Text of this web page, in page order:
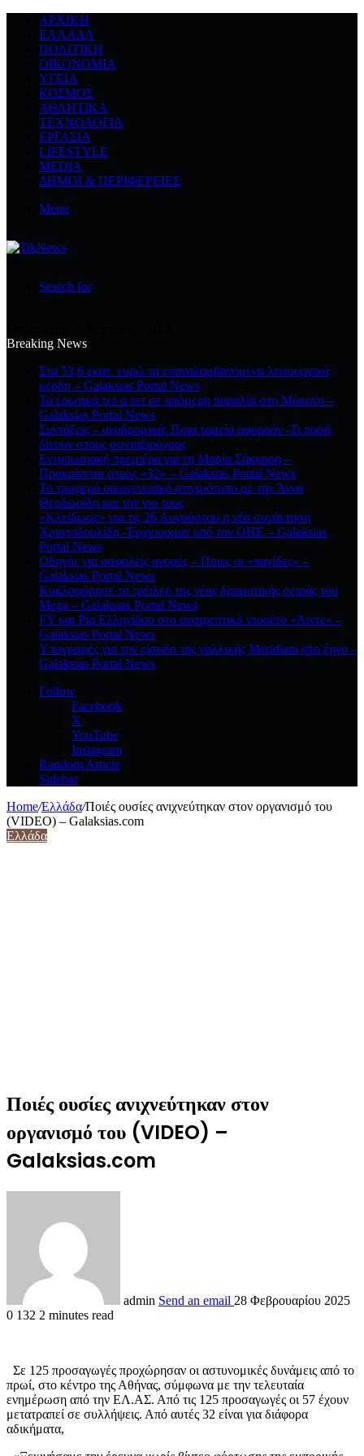
ΑΡΧΙΚΉ
ΕΛΛΆΔΑ
ΠΟΛΙΤΙΚΉ
ΟΙΚΟΝΟΜΊΑ
ΥΓΕΊΑ
ΚΌΣΜΟΣ
ΑΘΛΗΤΙΚΆ
ΤΕΧΝΟΛΟΓΙΆ
ΕΡΓΑΣΊΑ
LIFESTYLE
MEDIA
ΔΉΜΟΙ & ΠΕΡΙΦΈΡΕΙΕΣ
Menu
Search for
Breaking News
Στα 53,6 εκατ. ευρώ τα επαναλαμβανόμενα λειτουργικά
κέρδη – Galaksias Portal News
Τα ερωτικά τετ α τετ σε απόμερη παραλία στη Μύκονο –
Galaksias Portal News
Συντάξεις – αναδρομικά: Ποια ταμεία αφορούν -Τι ποσά
δίνουν στους συνταξιούχους
Εντυπωσιακή πρεμιέρα για τη Μαρία Σάκκαρη –
Προκρίνεται στους «32» – Galaksias Portal News
Το τρυφερό οικογενειακό στιγμιότυπο με την Άννα
Θεοδωρίδη και τον γιο τους
«Κλείδωσε» για τις 26 Αυγούστου η νέα συνάντηση
Χριστοδουλίδη -Έρχιουρμαν υπό τον ΟΗΕ – Galaksias
Portal News
Οδηγός για ασφαλείς αγορές – Ποιες οι «παγίδες» –
Galaksias Portal News
Κυκλοφόρησε το τρέιλερ της νέας δραματικής σειράς του
Mega – Galaksias Portal News
FY και Ρία Ελληνίδου στο ανατρεπτικό ντουέτο «Άιντε» –
Galaksias Portal News
Υπογραφές για την είσοδο της γαλλικής Meridiam στο έργο –
Galaksias Portal News
Follow
Facebook
X
YouTube
Instagram
Random Article
Sidebar
Home/Ελλάδα/Ποιές ουσίες ανιχνεύτηκαν στον οργανισμό του
(VIDEO) – Galaksias.com
Ελλάδα
Ποιές ουσίες ανιχνεύτηκαν στον
οργανισμό του (VIDEO) –
Galaksias.com
admin Send an email 28 Φεβρουαρίου 2025
0 132 2 minutes read
Σε 125 προσαγωγές προχώρησαν οι αστυνομικές δυνάμεις από το
πρωί, στο κέντρο της Αθήνας, σύμφωνα με την τελευταία
ενημέρωση από την ΕΛ.ΑΣ. Από τις 125 προσαγωγές οι 57 έχουν
μετατραπεί σε συλλήψεις. Από αυτές 32 είναι για διάφορα
αδικήματα,